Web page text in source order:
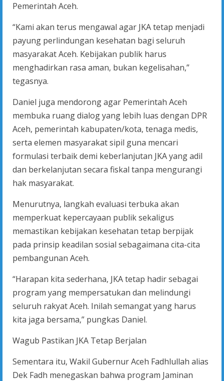
Pemerintah Aceh.
“Kami akan terus mengawal agar JKA tetap menjadi
payung perlindungan kesehatan bagi seluruh
masyarakat Aceh. Kebijakan publik harus
menghadirkan rasa aman, bukan kegelisahan,”
tegasnya.
Daniel juga mendorong agar Pemerintah Aceh
membuka ruang dialog yang lebih luas dengan DPR
Aceh, pemerintah kabupaten/kota, tenaga medis,
serta elemen masyarakat sipil guna mencari
formulasi terbaik demi keberlanjutan JKA yang adil
dan berkelanjutan secara fiskal tanpa mengurangi
hak masyarakat.
Menurutnya, langkah evaluasi terbuka akan
memperkuat kepercayaan publik sekaligus
memastikan kebijakan kesehatan tetap berpijak
pada prinsip keadilan sosial sebagaimana cita-cita
pembangunan Aceh.
“Harapan kita sederhana, JKA tetap hadir sebagai
program yang mempersatukan dan melindungi
seluruh rakyat Aceh. Inilah semangat yang harus
kita jaga bersama,” pungkas Daniel.
Wagub Pastikan JKA Tetap Berjalan
Sementara itu, Wakil Gubernur Aceh Fadhlullah alias
Dek Fadh menegaskan bahwa program Jaminan